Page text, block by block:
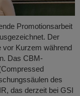
Promotionsarbeit
Der
vor Kurzem während
Das CBM-
des
das derzeit bei GSI